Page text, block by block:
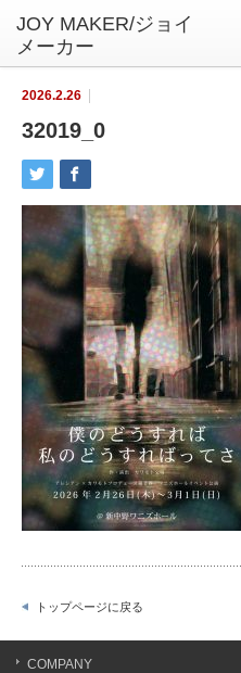
2026.2.26
32019_0
トップページに戻る
COMPANY